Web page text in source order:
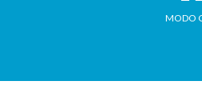
MODO